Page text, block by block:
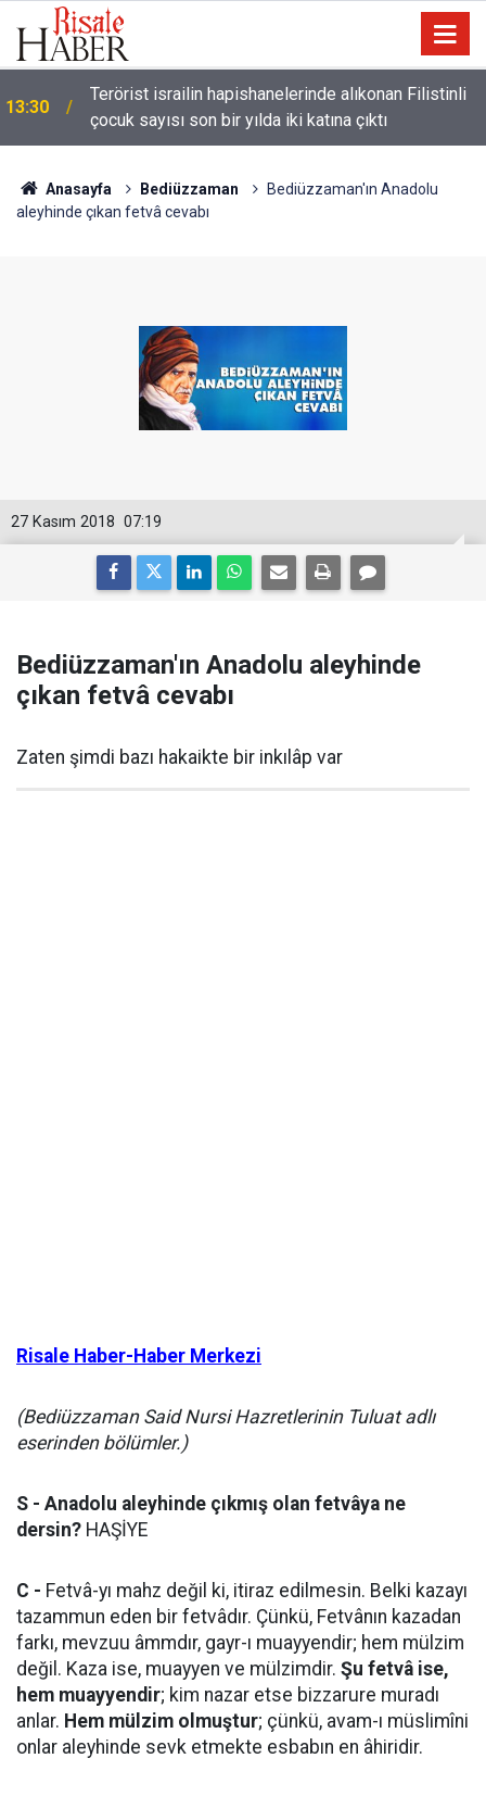
13:30
Terörist israilin hapishanelerinde alıkonan Filistinli
çocuk sayısı son bir yılda iki katına çıktı
Anasayfa Bediüzzaman
Bediüzzaman'ın Anadolu
aleyhinde çıkan fetvâ cevabı
07:19
27 Kasım 2018
Bediüzzaman'ın Anadolu aleyhinde
çıkan fetvâ cevabı
Zaten şimdi bazı hakaikte bir inkılâp var
Risale Haber-Haber Merkezi
(Bediüzzaman Said Nursi Hazretlerinin Tuluat adlı
eserinden bölümler.)
S - Anadolu aleyhinde çıkmış olan fetvâya ne
dersin? HAŞİYE
C - Fetvâ-yı mahz değil ki, itiraz edilmesin. Belki kazayı
tazammun eden bir fetvâdır. Çünkü, Fetvânın kazadan
farkı, mevzuu âmmdır, gayr-ı muayyendir; hem mülzim
değil. Kaza ise, muayyen ve mülzimdir. Şu fetvâ ise,
hem muayyendir; kim nazar etse bizzarure muradı
anlar. Hem mülzim olmuştur; çünkü, avam-ı müslimîni
onlar aleyhinde sevk etmekte esbabın en âhiridir.